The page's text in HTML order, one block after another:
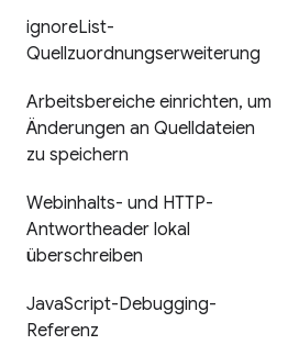
ignoreList-
Quellzuordnungserweiterung
Arbeitsbereiche einrichten, um
Änderungen an Quelldateien
zu speichern
Webinhalts- und HTTP-
Antwortheader lokal
überschreiben
JavaScript-Debugging-
Referenz